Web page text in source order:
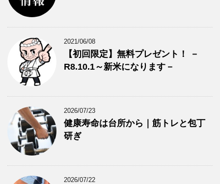
2021/06/08
【初回限定】無料プレゼント！ －
R8.10.1～新米になります－
2026/07/23
健康寿命は台所から｜筋トレと包丁
研ぎ
2026/07/22